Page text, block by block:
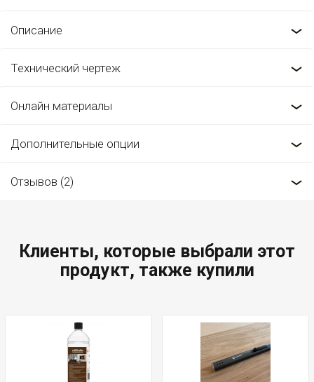
Описание
Технический чертеж
Онлайн материалы
Дополнительные опции
Отзывов (2)
Клиенты, которые выбрали этот
продукт, также купили